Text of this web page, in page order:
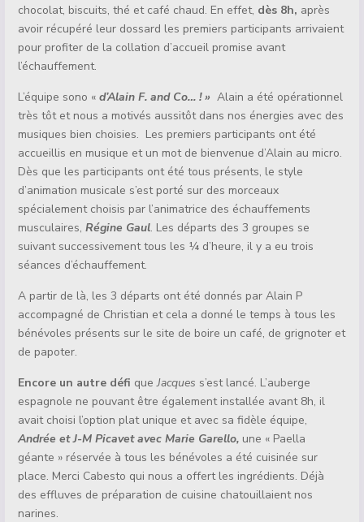
chocolat, biscuits, thé et café chaud. En effet, dès 8h, après
avoir récupéré leur dossard les premiers participants arrivaient
pour profiter de la collation d’accueil promise avant
l’échauffement.
L’équipe sono «d’Alain F. and Co… ! » Alain a été opérationnel
très tôt et nous a motivés aussitôt dans nos énergies avec des
musiques bien choisies. Les premiers participants ont été
accueillis en musique et un mot de bienvenue d’Alain au micro.
Dès que les participants ont été tous présents, le style
d’animation musicale s’est porté sur des morceaux
spécialement choisis par l’animatrice des échauffements
musculaires,Régine Gaul. Les départs des 3 groupes se
suivant successivement tous les ¼ d’heure, il y a eu trois
séances d’échauffement.
A partir de là, les 3 départs ont été donnés par Alain P
accompagné de Christian et cela a donné le temps à tous les
bénévoles présents sur le site de boire un café, de grignoter et
de papoter.
Encore un autre défi queJacques s’est lancé. L’auberge
espagnole ne pouvant être également installée avant 8h, il
avait choisi l’option plat unique et avec sa fidèle équipe,
Andrée et J-M Picavet avec Marie Garello, une « Paella
géante » réservée à tous les bénévoles a été cuisinée sur
place. Merci Cabesto qui nous a offert les ingrédients. Déjà
des effluves de préparation de cuisine chatouillaient nos
narines.